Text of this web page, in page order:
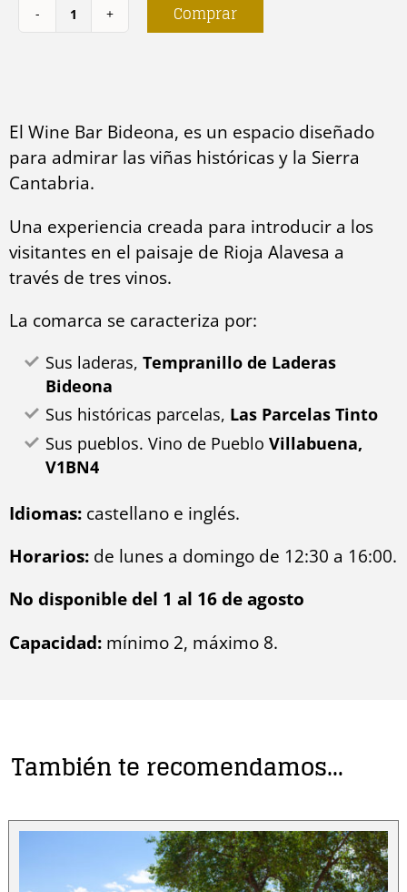
Wine
Comprar
El Wine Bar Bideona, es un espacio diseñado
para admirar las viñas históricas y la Sierra
Cantabria.
Una experiencia creada para introducir a los
visitantes en el paisaje de Rioja Alavesa a
través de tres vinos.
La comarca se caracteriza por:
Sus laderas, Tempranillo de Laderas
Bideona
Sus históricas parcelas, Las Parcelas Tinto
Sus pueblos. Vino de Pueblo Villabuena,
V1BN4
Idiomas: castellano e inglés.
Horarios: de lunes a domingo de 12:30 a 16:00.
No disponible del 1 al 16 de agosto
Capacidad: mínimo 2, máximo 8.
También te recomendamos…